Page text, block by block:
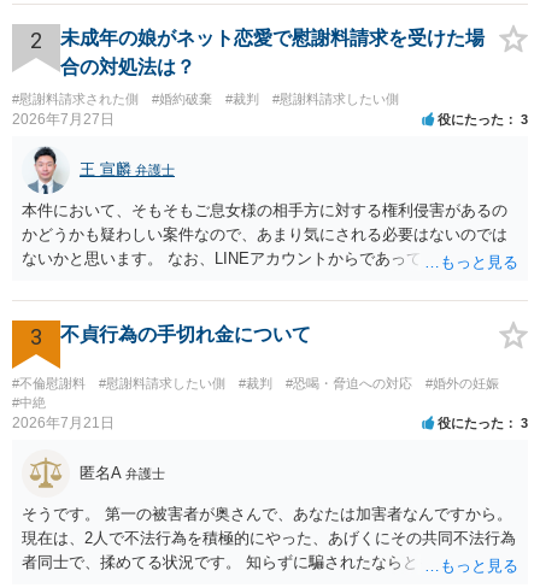
される可能性はあるのか ⇒LINEを含む１００万円の貸付に至るまでの
やり取り等の経緯、誓約書の内容等を踏まえて、関係を清算するため
の 金銭であったと評価される可能性はあると考えます。 ② 「今後一
切関与しないなら100万円振り込む」というLINEや誓約書は、裁判上
どの程度証拠価値があるのか ⇒前後のやり取りや誓約書の具体的内容
を見ない限り、具体的な判断はできませんが、一定の証拠価値はある
と考えます。 ③ 借用書があっても、後から100万円を貸付扱いに変更
することは認められるのか。 ⇒おそらく１００万円は不当利得（受け
取る正当な権利がないのに利益を取得した）として返還請求されてい
るものかと推察しますので、 貸金返還ではないかと存じます。 ④ 私
は現在、収入も不安定で貯金もなくリボ払い借金が既に約100万あり。
今年に再婚したが主人はお金に厳しい為、一括で220万円を支払う事は
困難 仮に裁判で敗訴した場合でも、分割払いになる可能性はあります
か。 ⇒判決となり敗訴してしまった場合は、強制執行により不動産等
の財産を差し押さえられ、そこから債権回収が図られることになりま
すが、 和解であれば柔軟な解決が可能ですので、その場合は分割払
いにより支払うことも十分可能です。 ⑤ このような事情であれば、私
は120万円のみ和解交渉を続けるべきでしょうか。 ⇒ご相談者様の認
れるため、 120万円のみについて交渉を続けることがベターかと存じ
ます。
2
未成年の娘がネット恋愛で慰謝料請求を受けた場
合の対処法は？
#慰謝料請求された側 #婚約破棄 #裁判 #慰謝料請求したい側
2026年7月27日 役にたった 3
王 宣麟 弁護士
本件において、そもそもご息女様の相手方に対する権利侵害があるの
かどうかも疑わしい案件なので、あまり気にされる必要はないのでは
ないかと思います。 なお、LINEアカウントからであっても、そこに紐
るパターンはありえるものの、本件のような精神的損害が発生したと
明確にいえないような案件において開示がなされる可能性も低いので
はないかと推察します。
3 不貞行為の手切れ金について
#不倫慰謝料 #慰謝料請求したい側 #裁判 #恐喝・脅迫への対応
#婚外の妊娠
#中絶
2026年7月21日 役にたった 3
匿名A 弁護士
そうです。 第一の被害者が奥さんで、あなたは加害者なんですから。
現在は、2人で不法行為を積極的にやった、あげくにその共同不法行為
者同士で、揉めてる状況です。 知らずに騙されたならともか